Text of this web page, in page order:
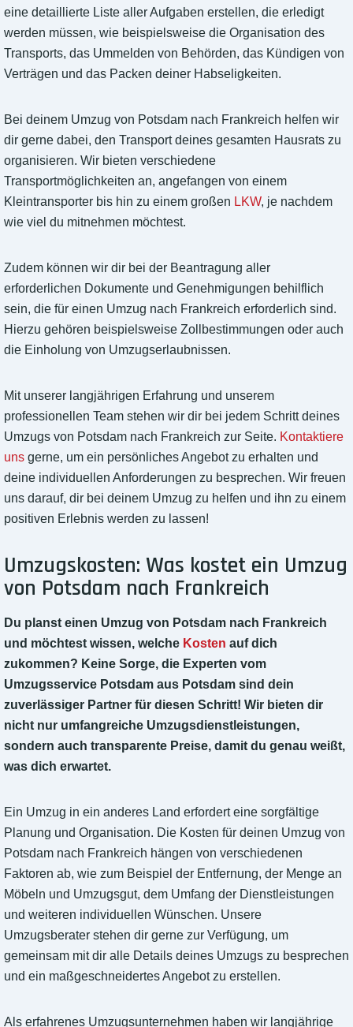
eine detaillierte Liste aller Aufgaben erstellen, die erledigt
werden müssen, wie beispielsweise die Organisation des
Transports, das Ummelden von Behörden, das Kündigen von
Verträgen und das Packen deiner Habseligkeiten.
Bei deinem Umzug von Potsdam nach Frankreich helfen wir
dir gerne dabei, den Transport deines gesamten Hausrats zu
organisieren. Wir bieten verschiedene
Transportmöglichkeiten an, angefangen von einem
Kleintransporter bis hin zu einem großen LKW, je nachdem
wie viel du mitnehmen möchtest.
Zudem können wir dir bei der Beantragung aller
erforderlichen Dokumente und Genehmigungen behilflich
sein, die für einen Umzug nach Frankreich erforderlich sind.
Hierzu gehören beispielsweise Zollbestimmungen oder auch
die Einholung von Umzugserlaubnissen.
Mit unserer langjährigen Erfahrung und unserem
professionellen Team stehen wir dir bei jedem Schritt deines
Umzugs von Potsdam nach Frankreich zur Seite. Kontaktiere
uns gerne, um ein persönliches Angebot zu erhalten und
deine individuellen Anforderungen zu besprechen. Wir freuen
uns darauf, dir bei deinem Umzug zu helfen und ihn zu einem
positiven Erlebnis werden zu lassen!
Umzugskosten: Was kostet ein Umzug
von Potsdam nach Frankreich
Du planst einen Umzug von Potsdam nach Frankreich
und möchtest wissen, welche Kosten auf dich
zukommen? Keine Sorge, die Experten vom
Umzugsservice Potsdam aus Potsdam sind dein
zuverlässiger Partner für diesen Schritt! Wir bieten dir
nicht nur umfangreiche Umzugsdienstleistungen,
sondern auch transparente Preise, damit du genau weißt,
was dich erwartet.
Ein Umzug in ein anderes Land erfordert eine sorgfältige
Planung und Organisation. Die Kosten für deinen Umzug von
Potsdam nach Frankreich hängen von verschiedenen
Faktoren ab, wie zum Beispiel der Entfernung, der Menge an
Möbeln und Umzugsgut, dem Umfang der Dienstleistungen
und weiteren individuellen Wünschen. Unsere
Umzugsberater stehen dir gerne zur Verfügung, um
gemeinsam mit dir alle Details deines Umzugs zu besprechen
und ein maßgeschneidertes Angebot zu erstellen.
Als erfahrenes Umzugsunternehmen haben wir langjährige